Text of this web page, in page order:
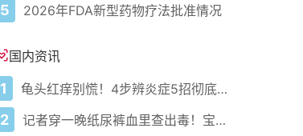
5 2026年FDA新型药物疗法批准情况
国内资讯
1 龟头红痒别慌！4步辨炎症5招彻底防复发
2 记者穿一晚纸尿裤血里查出毒！宝宝血液浓度竟是成人的5倍？